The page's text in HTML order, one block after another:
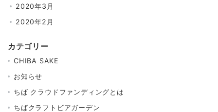
2020年3月
2020年2月
カテゴリー
CHIBA SAKE
お知らせ
ちば クラウドファンディングとは
ちばクラフトビアガーデン